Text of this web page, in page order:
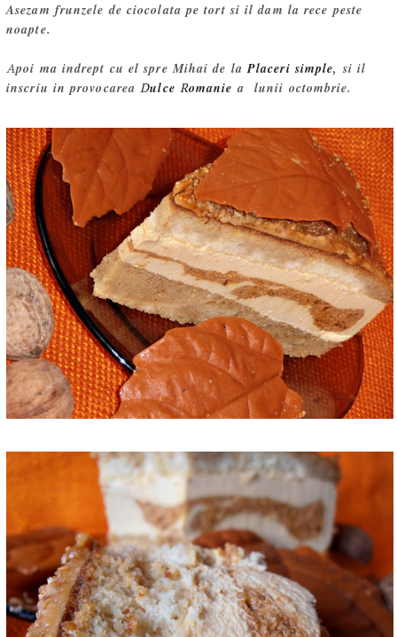
Asezam frunzele de ciocolata pe tort si il dam la rece peste
noapte.
Apoi ma indrept cu el spre Mihai de laPlaceri simple, si il
inscriu in provocareaDulce Romanie a lunii octombrie.